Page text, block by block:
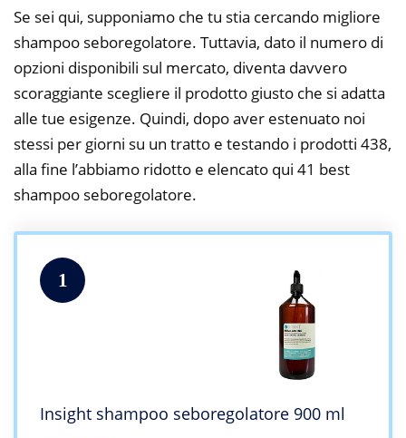
Se sei qui, supponiamo che tu stia cercando migliore
shampoo seboregolatore. Tuttavia, dato il numero di
opzioni disponibili sul mercato, diventa davvero
scoraggiante scegliere il prodotto giusto che si adatta
alle tue esigenze. Quindi, dopo aver estenuato noi
stessi per giorni su un tratto e testando i prodotti 438,
alla fine l’abbiamo ridotto e elencato qui 41 best
shampoo seboregolatore.
1
Insight shampoo seboregolatore 900 ml